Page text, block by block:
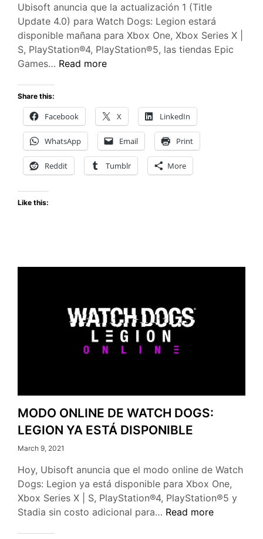
Ubisoft anuncia que la actualización 1 (Title
Update 4.0) para Watch Dogs: Legion estará
disponible mañana para Xbox One, Xbox Series X |
S, PlayStation®4, PlayStation®5, las tiendas Epic
Games… LA
DE
WATCH
DOGS:
LEGION
ESTÁ
DISPONIBLE
Read more
Share this:
Facebook X LinkedIn
WhatsApp Email Print
Reddit Tumblr More
Like this:
MODO ONLINE DE WATCH DOGS:
LEGION YA ESTÁ DISPONIBLE
March 9, 2021
Hoy, Ubisoft anuncia que el modo online de Watch
Dogs: Legion ya está disponible para Xbox One,
Xbox Series X | S, PlayStation®4, PlayStation®5 y
Stadia sin costo adicional para… MODO
Read more